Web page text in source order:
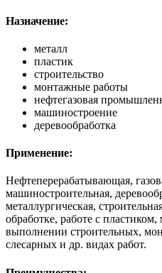
Назначение:
металл
пластик
строительство
монтажные работы
нефтегазовая
машиностроение
деревообработка
Применение:
Нефтеперерабатывающая,
машиностроительная,
металлургическая,
обработке, работе с
выполнении строительных,
слесарных и др. видах работ.